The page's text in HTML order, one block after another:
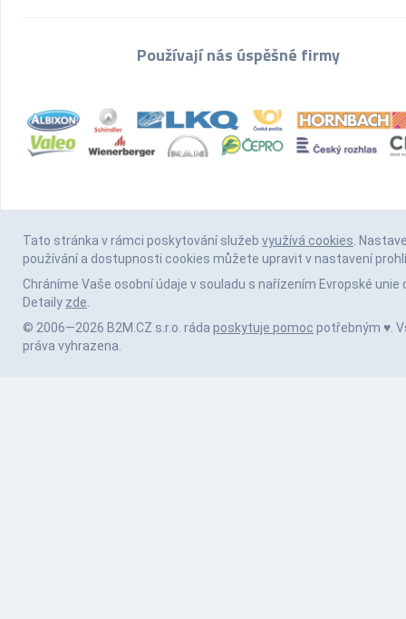
Používají nás úspěšné firmy
Tato stránka v rámci poskytování služeb využívá cookies.
používání a dostupnosti cookies můžete upravit v nastavení
Chráníme Vaše osobní údaje v souladu s nařízením Evropské unie
Detaily zde.
© 2006—2026 B2M.CZ s.r.o. ráda poskytuje pomoc potřebným ♥️.
práva vyhrazena.